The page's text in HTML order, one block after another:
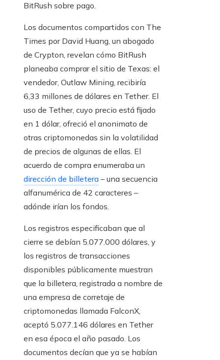
BitRush sobre pago.
Los documentos compartidos con The
Times por David Huang, un abogado
de Crypton, revelan cómo BitRush
planeaba comprar el sitio de Texas: el
vendedor, Outlaw Mining, recibiría
6,33 millones de dólares en Tether. El
uso de Tether, cuyo precio está fijado
en 1 dólar, ofreció el anonimato de
otras criptomonedas sin la volatilidad
de precios de algunas de ellas. El
acuerdo de compra enumeraba un
dirección de billetera – una secuencia
alfanumérica de 42 caracteres –
adónde irían los fondos.
Los registros especificaban que al
cierre se debían 5.077.000 dólares, y
los registros de transacciones
disponibles públicamente muestran
que la billetera, registrada a nombre de
una empresa de corretaje de
criptomonedas llamada FalconX,
aceptó 5.077.146 dólares en Tether
en esa época el año pasado. Los
documentos decían que ya se habían